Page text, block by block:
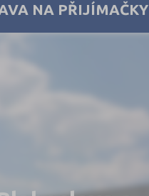
NA PŘIJÍMAČKY